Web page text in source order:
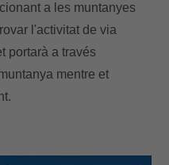
a les muntanyes
l'activitat de via
portarà a través
mentre et